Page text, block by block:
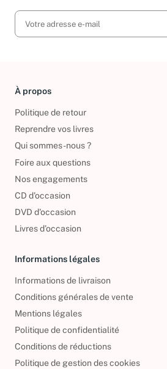
À propos
Politique de retour
Reprendre vos livres
Qui sommes-nous ?
Foire aux questions
Nos engagements
CD d'occasion
DVD d'occasion
Livres d’occasion
Informations légales
Informations de livraison
Conditions générales de vente
Mentions légales
Politique de confidentialité
Conditions de réductions
Politique de gestion des cookies